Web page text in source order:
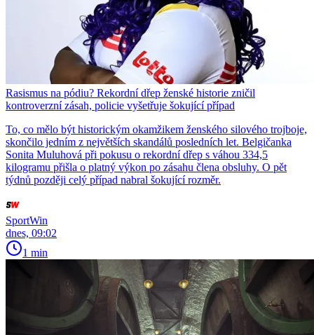
Rasismus na pódiu? Rekordní dřep ženské historie zničil
kontroverzní zásah, policie vyšetřuje šokující případ
To, co mělo být historickým okamžikem ženského silového trojboje,
skončilo jedním z největších skandálů posledních let. Belgičanka
Sonita Muluhová při pokusu o rekordní dřep s váhou 334,5
kilogramu přišla o platný výkon po zásahu člena obsluhy. O pět
týdnů později celý případ nabral šokující rozměr.
SportWin
dnes, 09:02
1 min